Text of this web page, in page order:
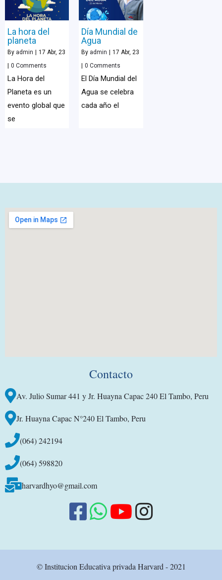
La hora del
planeta
By admin 17 Abr, 23
0 Comments
La Hora del
Planeta es un
evento global que
se
Día Mundial de
Agua
By admin 17 Abr, 23
0 Comments
El Día Mundial del
Agua se celebra
cada año el
Contacto
Av. Julio Sumar 441 y Jr. Huayna Capac 240 El Tambo, Peru
Jr. Huayna Capac N°240 El Tambo, Peru
(064) 242194
(064) 598820
harvardhyo@gmail.com
©️ Institucion Educativa privada Harvard - 2021